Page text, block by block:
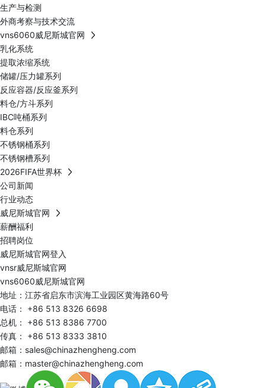
生产与检测
外商考察与技术交流
vns6060威尼斯城官网
乳化系统
提取浓缩系统
储罐/压力罐系列
反应容器/反应釜系列
料仓/方斗系列
IBC吨桶系列
料仓系列
不锈钢桶系列
不锈钢槽系列
2026FIFA世界杯
公司新闻
行业动态
威尼斯城官网
薪酬福利
招聘岗位
威尼斯城官网登入
vnsr威尼斯城官网
vns6060威尼斯城官网
地址：江苏省启东市滨海工业园区黄海路60号
电话： +86 513 8326 6698
总机： +86 513 8386 7700
传真： +86 513 8333 3810
邮箱： sales@chinazhengheng.com
邮箱： master@chinazhengheng.com